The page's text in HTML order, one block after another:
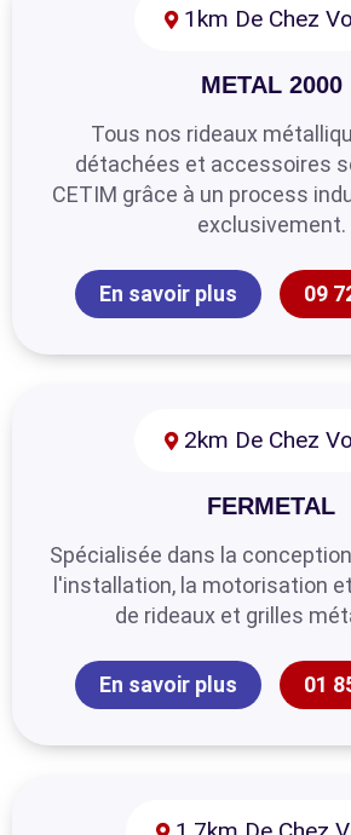
1km De Chez
METAL 2000
Tous nos rideaux
détachées et accessoires
CETIM grâce à un process
exclusivement.
En savoir plus 09
2km De Chez
FERMETAL
Spécialisée dans la
l'installation, la motorisation
de rideaux et grilles
En savoir plus 01